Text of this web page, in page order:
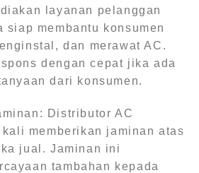
layanan pelanggan
siap membantu konsumen
dan merawat AC.
dengan cepat jika ada
dari konsumen.
Distributor AC
memberikan jaminan atas
jual. Jaminan ini
tambahan kepada